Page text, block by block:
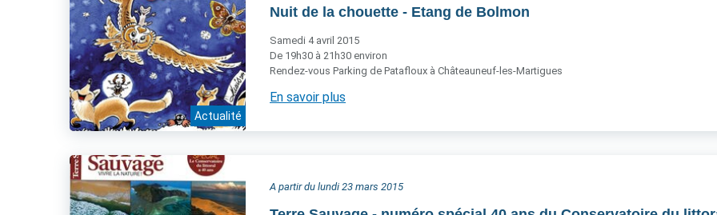
Actualité
Nuit de la chouette - Etang de Bolmon
Samedi 4 avril 2015
De 19h30 à 21h30 environ
Rendez-vous Parking de Patafloux à Châteauneuf-les-Martigues
En savoir plus
A partir du lundi 23 mars 2015